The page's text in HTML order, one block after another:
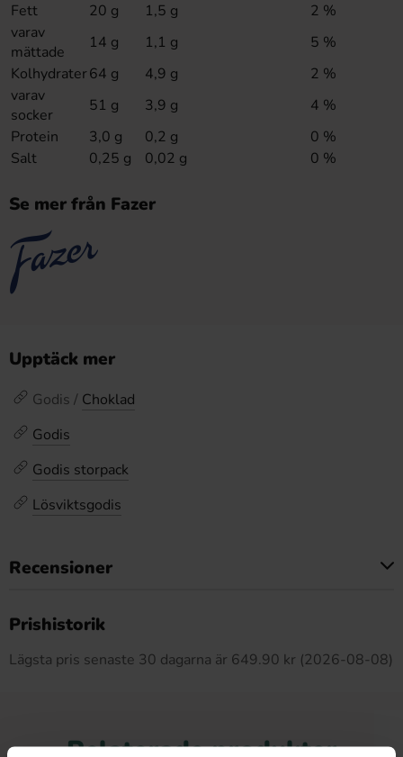
Fett
20 g 1,5 g
2 %
varav
mättade
14 g 1,1 g
5 %
Kolhydrater64 g 4,9 g
2 %
varav
socker
51 g 3,9 g
4 %
Protein
3,0 g 0,2 g
0 %
Salt
0,25 g 0,02 g 0 %
Se mer från Fazer
Upptäck mer
Godis / Choklad
Godis
Godis storpack
Lösviktsgodis
Recensioner
Prishistorik
Lägsta pris senaste 30 dagarna är 649.90 kr (2026-08-08)